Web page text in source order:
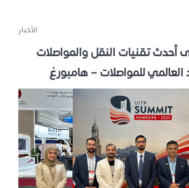
الأخبار
أحدث تقنيات النقل والمواصلات
للمواصلات – هامبورغ